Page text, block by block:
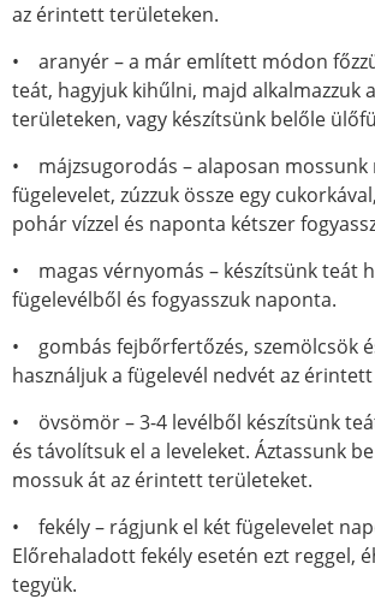
az érintett területeken.
• aranyér – a már említett módon
teát, hagyjuk kihűlni, majd alkalmazzuk
területeken, vagy készítsünk belőle
• májzsugorodás – alaposan mossunk
fügelevelet, zúzzuk össze egy
pohár vízzel és naponta kétszer
• magas vérnyomás – készítsünk teát
fügelevélből és fogyasszuk naponta.
• gombás fejbőrfertőzés, szemölcsök
használjuk a fügelevél nedvét az
• övsömör – 3-4 levélből készítsünk
és távolítsuk el a leveleket. Áztassunk
mossuk át az érintett területeket.
• fekély – rágjunk el két fügelevelet
Előrehaladott fekély esetén ezt reggel,
tegyük.